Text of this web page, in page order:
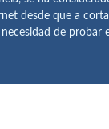
desde que a
de probar